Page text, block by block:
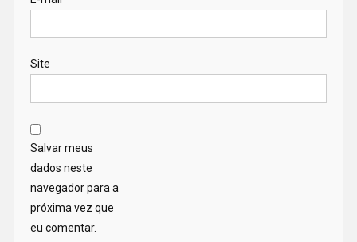
Site
Salvar meus
dados neste
navegador para a
próxima vez que
eu comentar.